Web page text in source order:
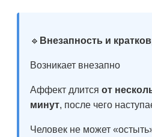
🔹 Внезапность и к
Возникает внезапно
Аффект длится от
минут, после чего
Человек не может